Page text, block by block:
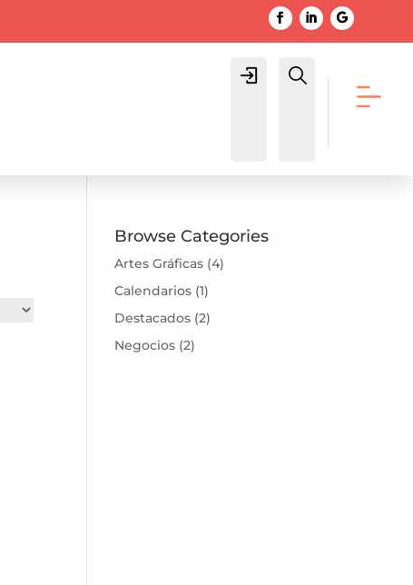
Login Buscar
Browse Categories
Artes Gráficas (4)
Calendarios (1)
Destacados (2)
Negocios (2)